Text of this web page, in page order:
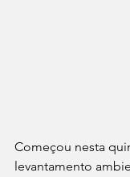
Começou nesta
levantamento